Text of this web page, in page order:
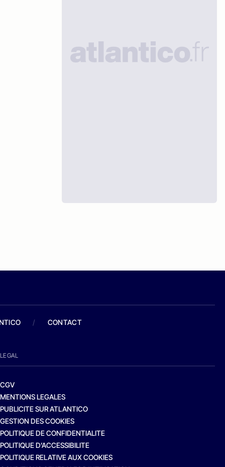
/ CONTACT
LEGAL
CGV
MENTIONS LEGALES
PUBLICITE SUR ATLANTICO
GESTION DES COOKIES
POLITIQUE DE CONFIDENTIALITE
POLITIQUE D’ACCESSIBILITE
POLITIQUE RELATIVE AUX COOKIES